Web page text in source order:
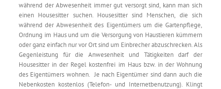
während der Abwesenheit immer gut versorgt sind, kann man sich
einen Housesitter suchen. Housesitter sind Menschen, die sich
während der Abwesenheit des Eigentümers um die Gartenpflege,
Ordnung im Haus und um die Versorgung von Haustieren kümmern
oder ganz einfach nur vor Ort sind um Einbrecher abzuschrecken. Als
Gegenleistung für die Anwesenheit und Tätigkeiten darf der
Housesitter in der Regel kostenfrei im Haus bzw. in der Wohnung
des Eigentümers wohnen. Je nach Eigentümer sind dann auch die
Nebenkosten kostenlos (Telefon- und Internetbenutzung). Klingt